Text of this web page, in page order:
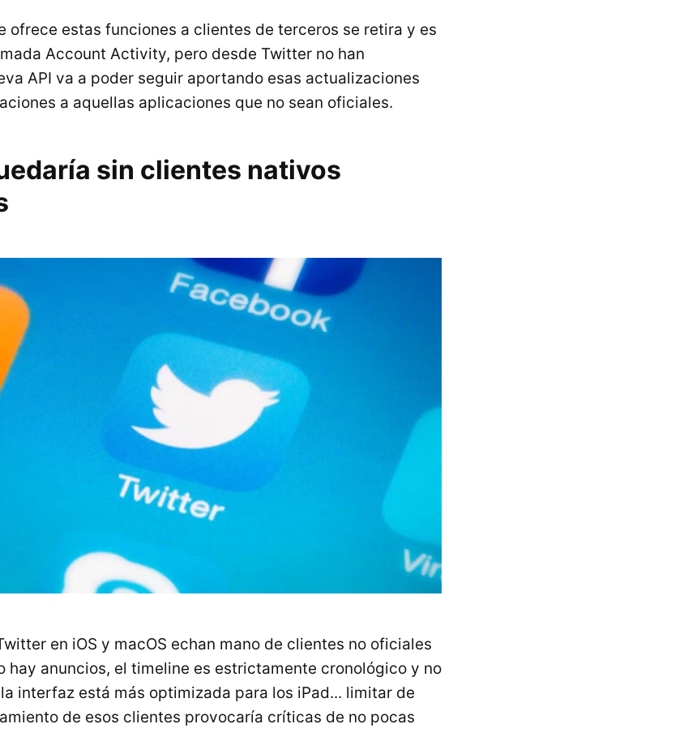
ofrece estas funciones a clientes de terceros se retira y es
Account Activity, pero desde Twitter no han
API va a poder seguir aportando esas actualizaciones
a aquellas aplicaciones que no sean oficiales.
sin clientes nativos
en iOS y macOS echan mano de clientes no oficiales
hay anuncios, el timeline es estrictamente cronológico y no
interfaz está más optimizada para los iPad... limitar de
de esos clientes provocaría críticas de no pocas